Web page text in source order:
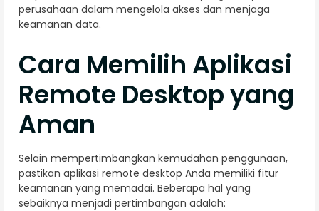
perusahaan dalam mengelola akses dan menjaga
keamanan data.
Cara Memilih Aplikasi
Remote Desktop yang
Aman
Selain mempertimbangkan kemudahan penggunaan,
pastikan aplikasi remote desktop Anda memiliki fitur
keamanan yang memadai. Beberapa hal yang
sebaiknya menjadi pertimbangan adalah: